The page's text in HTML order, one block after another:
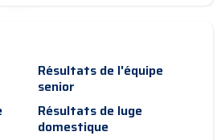
Résultats de l'équipe
senior
Résultats de luge
domestique